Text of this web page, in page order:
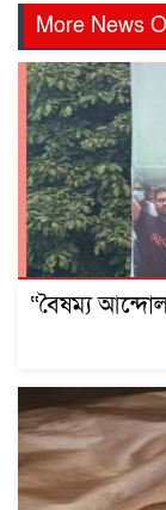
More News
“বৈষম্য